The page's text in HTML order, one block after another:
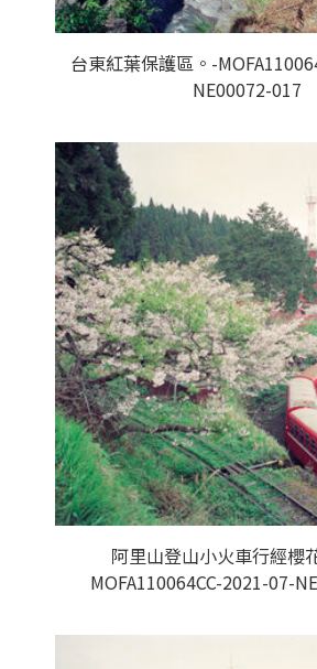
台東紅葉保護區。-
NE00072-017
阿里山登山小火車行經櫻
MOFA110064CC-2021-07-